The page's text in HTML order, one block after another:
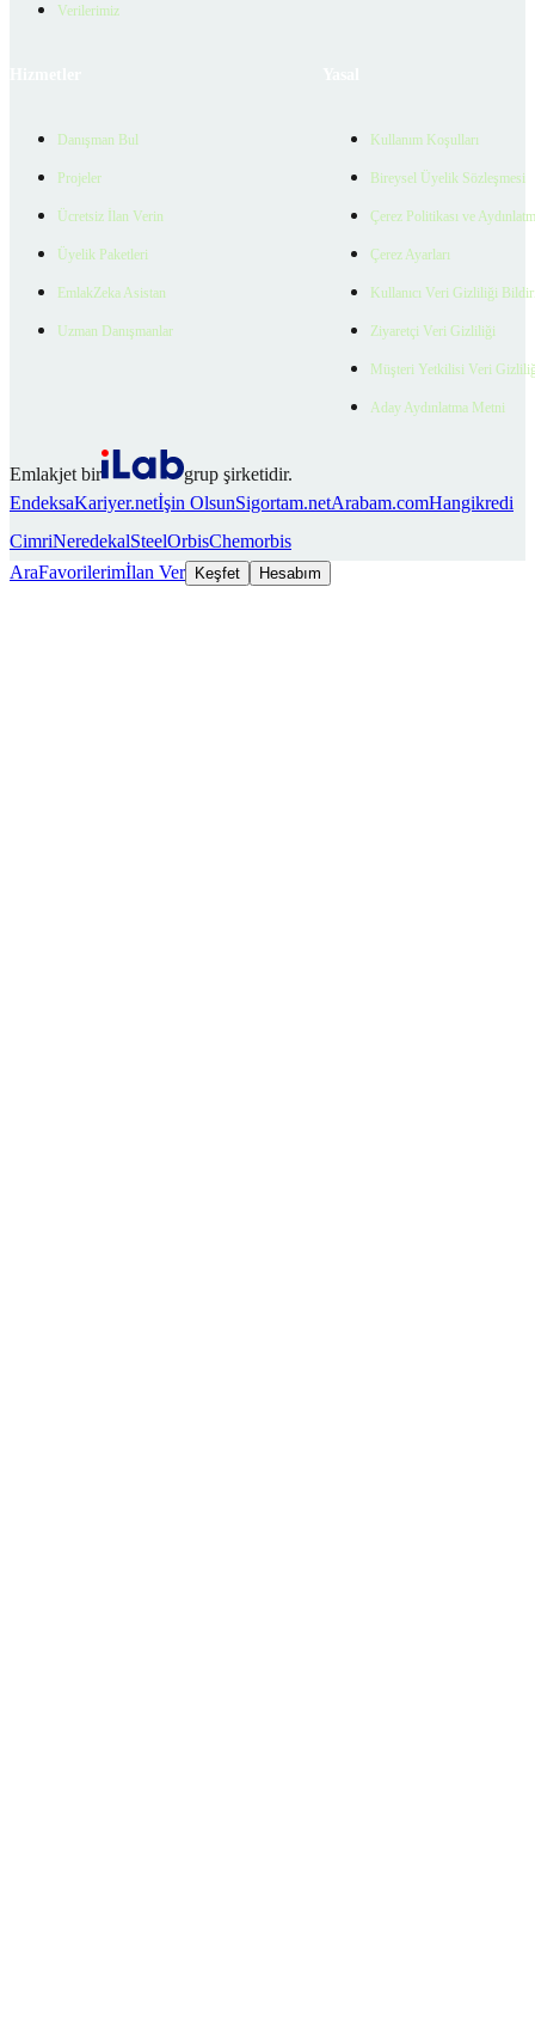
Verilerimiz
Danışman Bul
Projeler
Ücretsiz İlan Verin
Üyelik Paketleri
EmlakZeka Asistan
Uzman Danışmanlar
Kullanım Koşulları
Bireysel Üyelik Sözleşmesi
Çerez Politikası ve
Çerez Ayarları
Kullanıcı Veri Gizliliği
Ziyaretçi Veri Gizliliği
Müşteri Yetkilisi Veri
Aday Aydınlatma Metni
Emlakjet bir
grup şirketidir.
EndeksaKariyer.netİşin OlsunSigortam.netArabam.comHangikredi
CimriNeredekalSteelOrbisChemorbis
AraFavorilerimİlan Ver Keşfet Hesabım